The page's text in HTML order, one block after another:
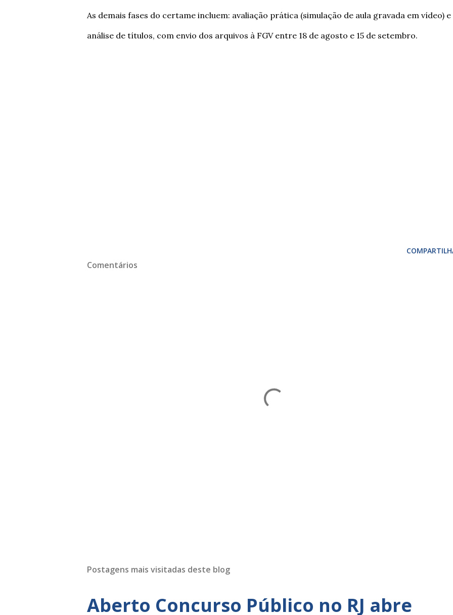
As demais fases do certame incluem: avaliação prática (simulação de aula gravada em vídeo) e
análise de títulos, com envio dos arquivos à FGV entre 18 de agosto e 15 de setembro.
Comentários
Postagens mais visitadas deste blog
Aberto Concurso Público no RJ abre